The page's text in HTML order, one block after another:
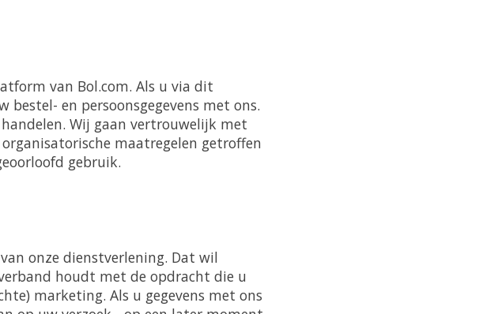
van Bol.com. Als u via dit
en persoonsgegevens met ons.
Wij gaan vertrouwelijk met
maatregelen getroffen
gebruik.
onze dienstverlening. Dat wil
houdt met de opdracht die u
marketing. Als u gegevens met ons